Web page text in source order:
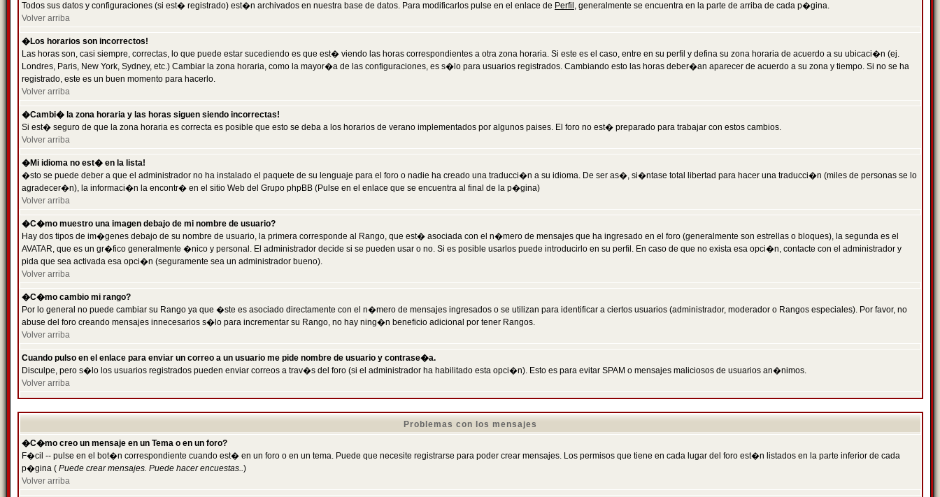
Todos sus datos y configuraciones (si est� registrado) est�n archivados en nuestra base de datos. Para modificarlos pulse en el enlace de Perfil , generalmente se encuentra en la parte de arriba de cada p�gina.
Volver arriba
�Los horarios son incorrectos!
Las horas son, casi siempre, correctas, lo que puede estar sucediendo es que est� viendo las horas correspondientes a otra zona horaria. Si este es el caso, entre en su perfil y defina su zona horaria de acuerdo a su ubicaci�n (ej.
Londres, Paris, New York, Sydney, etc.) Cambiar la zona horaria, como la mayor�a de las configuraciones, es s�lo para usuarios registrados. Cambiando esto las horas deber�an aparecer de acuerdo a su zona y tiempo. Si no se ha
registrado, este es un buen momento para hacerlo.
Volver arriba
�Cambi� la zona horaria y las horas siguen siendo incorrectas!
Si est� seguro de que la zona horaria es correcta es posible que esto se deba a los horarios de verano implementados por algunos paises. El foro no est� preparado para trabajar con estos cambios.
Volver arriba
�Mi idioma no est� en la lista!
�sto se puede deber a que el administrador no ha instalado el paquete de su lenguaje para el foro o nadie ha creado una traducci�n a su idioma. De ser as�, si�ntase total libertad para hacer una traducci�n (miles de personas se lo
agradecer�n), la informaci�n la encontr� en el sitio Web del Grupo phpBB (Pulse en el enlace que se encuentra al final de la p�gina)
Volver arriba
�C�mo muestro una imagen debajo de mi nombre de usuario?
Hay dos tipos de im�genes debajo de su nombre de usuario, la primera corresponde al Rango, que est� asociada con el n�mero de mensajes que ha ingresado en el foro (generalmente son estrellas o bloques), la segunda es el
AVATAR, que es un gr�fico generalmente �nico y personal. El administrador decide si se pueden usar o no. Si es posible usarlos puede introducirlo en su perfil. En caso de que no exista esa opci�n, contacte con el administrador y
pida que sea activada esa opci�n (seguramente sea un administrador bueno).
Volver arriba
�C�mo cambio mi rango?
Por lo general no puede cambiar su Rango ya que �ste es asociado directamente con el n�mero de mensajes ingresados o se utilizan para identificar a ciertos usuarios (administrador, moderador o Rangos especiales). Por favor, no
abuse del foro creando mensajes innecesarios s�lo para incrementar su Rango, no hay ning�n beneficio adicional por tener Rangos.
Volver arriba
Cuando pulso en el enlace para enviar un correo a un usuario me pide nombre de usuario y contrase�a.
Disculpe, pero s�lo los usuarios registrados pueden enviar correos a trav�s del foro (si el administrador ha habilitado esta opci�n). Esto es para evitar SPAM o mensajes maliciosos de usuarios an�nimos.
Volver arriba
Problemas con los mensajes
�C�mo creo un mensaje en un Tema o en un foro?
F�cil -- pulse en el bot�n correspondiente cuando est� en un foro o en un tema. Puede que necesite registrarse para poder crear mensajes. Los permisos que tiene en cada lugar del foro est�n listados en la parte inferior de cada
p�gina ( Puede crear mensajes. Puede hacer encuestas..)
Volver arriba